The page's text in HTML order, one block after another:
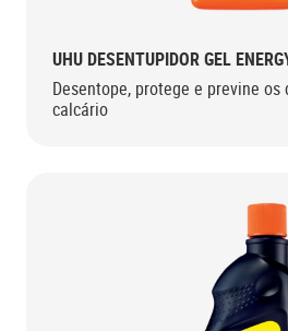
UHU DESENTUPIDOR GEL
Desentope, protege e previne
calcário